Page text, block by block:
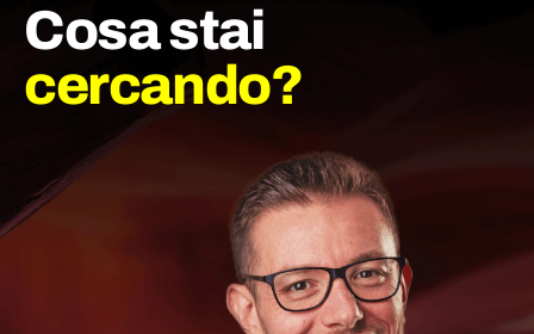
Cosa stai
cercando?